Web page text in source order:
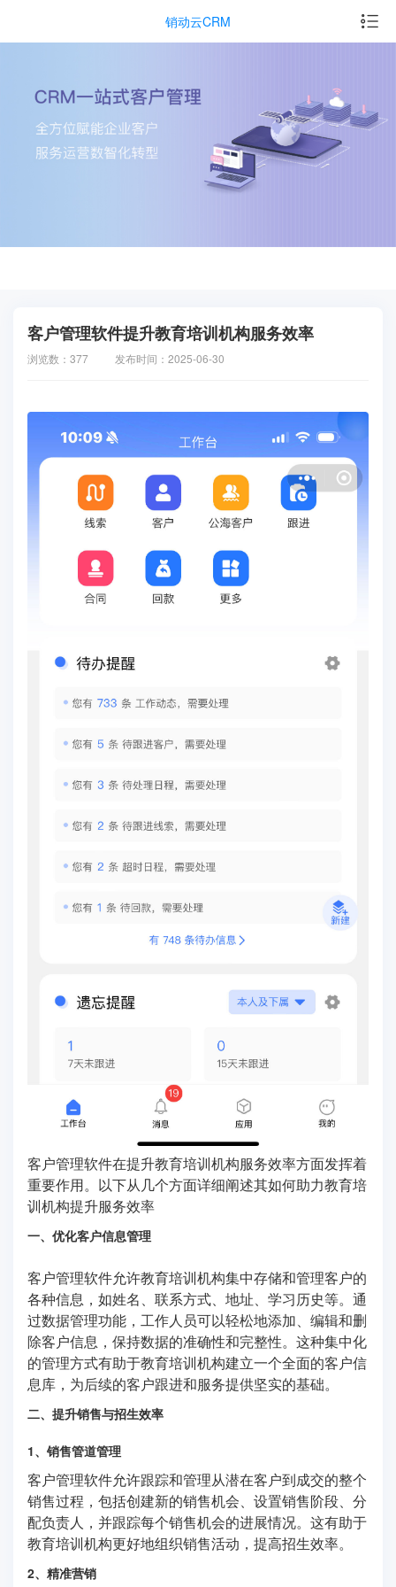
销动云CRM
客户管理软件提升教育培训机构服务效率
浏览数：377 发布时间：2025-06-30
客户管理软件在提升教育培训机构服务效率方面发挥着
重要作用。以下从几个方面详细阐述其如何助力教育培
训机构提升服务效率
一、优化客户信息管理
客户管理软件允许教育培训机构集中存储和管理客户的
各种信息，如姓名、联系方式、地址、学习历史等。通
过数据管理功能，工作人员可以轻松地添加、编辑和删
除客户信息，保持数据的准确性和完整性。这种集中化
的管理方式有助于教育培训机构建立一个全面的客户信
息库，为后续的客户跟进和服务提供坚实的基础。
二、提升销售与招生效率
1、销售管道管理
客户管理软件允许跟踪和管理从潜在客户到成交的整个
销售过程，包括创建新的销售机会、设置销售阶段、分
配负责人，并跟踪每个销售机会的进展情况。这有助于
教育培训机构更好地组织销售活动，提高招生效率。
2、精准营销